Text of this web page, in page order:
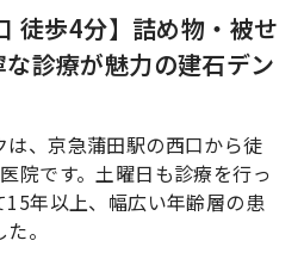
徒歩4分】詰め物・被せ
診療が魅力の建石デン
、京急蒲田駅の西口から徒
院です。土曜日も診療を行っ
年以上、幅広い年齢層の患
。